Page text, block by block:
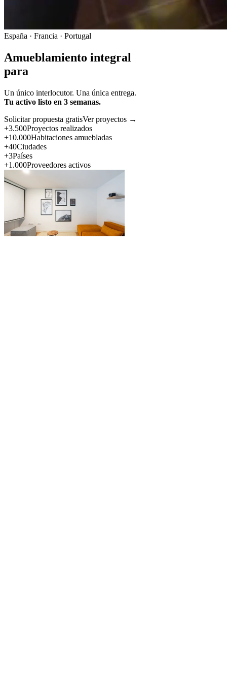
España · Francia · Portugal
Amueblamiento integral
para
Un único interlocutor. Una única entrega.
Tu activo listo en 3 semanas.
Solicitar propuesta gratisVer proyectos →
+3.500Proyectos realizados
+10.000Habitaciones amuebladas
+40Ciudades
+3Países
+1.000Proveedores activos